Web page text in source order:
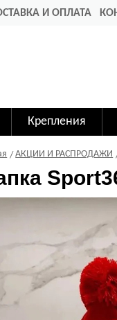
И ОПЛАТА
Крепления
АКЦИИ И РАСПРОДАЖИ